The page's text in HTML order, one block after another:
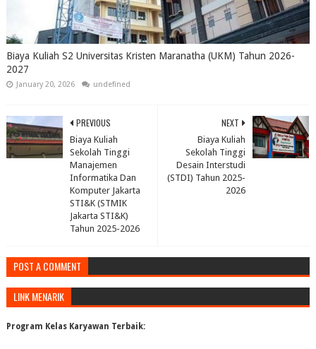
Biaya Kuliah S2 Universitas Kristen Maranatha (UKM) Tahun 2026-
2027
January 20, 2026 undefined
NEXT
Biaya Kuliah
Sekolah Tinggi
Desain Interstudi
(STDI) Tahun 2025-
2026
PREVIOUS
Biaya Kuliah
Sekolah Tinggi
Manajemen
Informatika Dan
Komputer Jakarta
STI&K (STMIK
Jakarta STI&K)
Tahun 2025-2026
POST A COMMENT
LINK MENARIK
Program Kelas Karyawan Terbaik: